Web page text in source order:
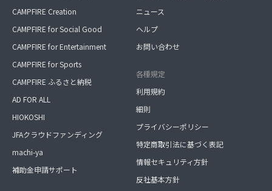
CAMPFIRE Creation
CAMPFIRE for Social Good
CAMPFIRE for Entertainment
CAMPFIRE for Sports
CAMPFIRE ふるさと納税
AD FOR ALL
HIOKOSHI
JFAクラウドファンディング
machi-ya
補助金申請サポート
ニュース
ヘルプ
お問い合わせ
各種規定
利用規約
細則
プライバシーポリシー
特定商取引法に基づく表記
情報セキュリティ方針
反社基本方針